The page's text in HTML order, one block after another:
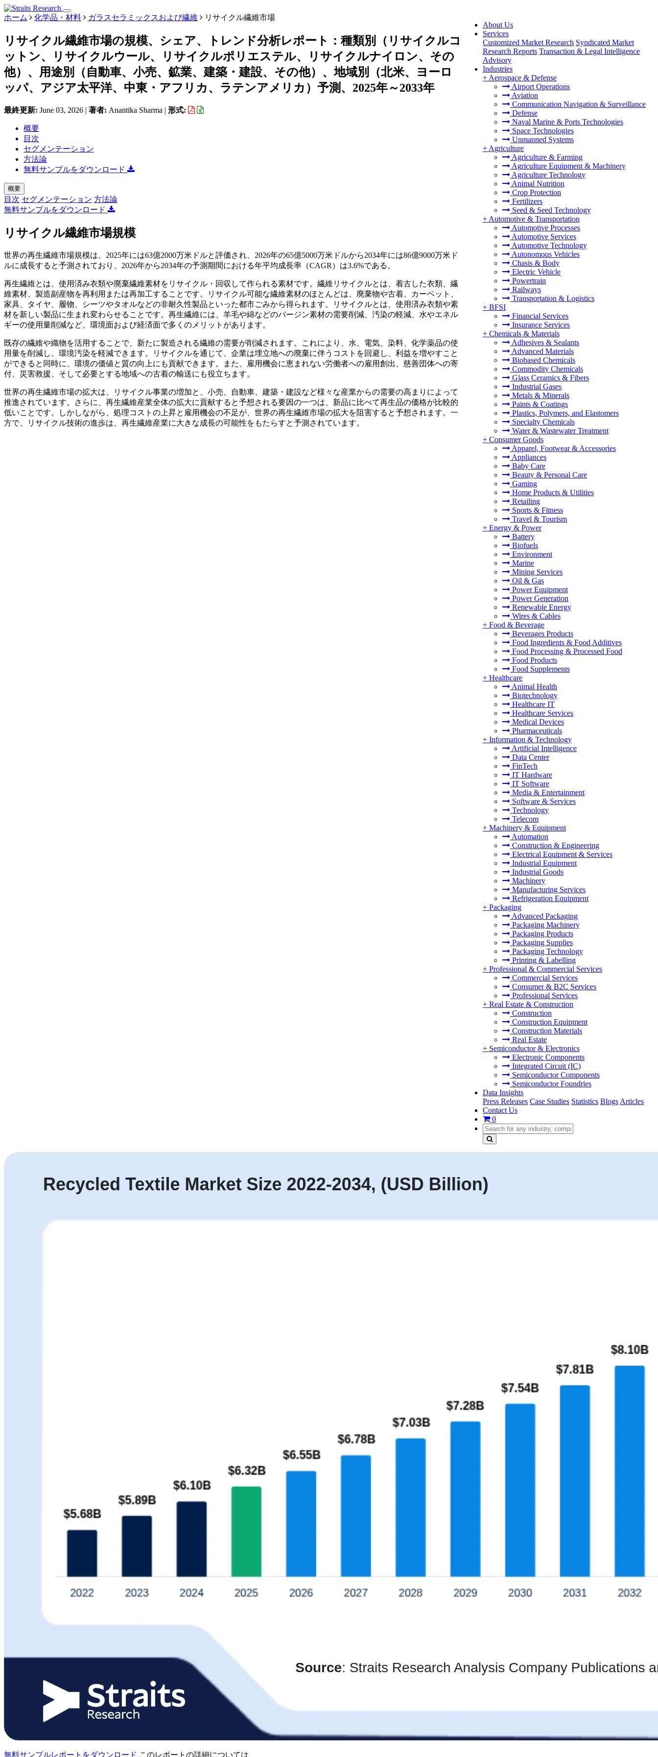
About Us
Services
Customized Market Research Syndicated Market
Research Reports Transaction & Legal Intelligence
Advisory
Industries
+ Aerospace & Defense
Airport Operations
Aviation
Communication Navigation & Surveillance
Defense
Naval Marine & Ports Technologies
Space Technologies
Unmanned Systems
+ Agriculture
Agriculture & Farming
Agriculture Equipment & Machinery
Agriculture Technology
Animal Nutrition
Crop Protection
Fertilizers
Seed & Seed Technology
+ Automotive & Transportation
Automotive Processes
Automotive Services
Automotive Technology
Autonomous Vehicles
Chasis & Body
Electric Vehicle
Powertrain
Railways
Transportation & Logistics
+ BFSI
Financial Services
Insurance Services
+ Chemicals & Materials
Adhesives & Sealants
Advanced Materials
Biobased Chemicals
Commodity Chemicals
Glass Ceramics & Fibers
Industrial Gases
Metals & Minerals
Paints & Coatings
Plastics, Polymers, and Elastomers
Specialty Chemicals
Water & Wastewater Treatment
+ Consumer Goods
Apparel, Footwear & Accessories
Appliances
Baby Care
Beauty & Personal Care
Gaming
Home Products & Utilities
Retailing
Sports & Fitness
Travel & Tourism
+ Energy & Power
Battery
Biofuels
Environment
Marine
Mining Services
Oil & Gas
Power Equipment
Power Generation
Renewable Energy
Wires & Cables
+ Food & Beverage
Beverages Products
Food Ingredients & Food Additives
Food Processing & Processed Food
Food Products
Food Supplements
+ Healthcare
Animal Health
Biotechnology
Healthcare IT
Healthcare Services
Medical Devices
Pharmaceuticals
+ Information & Technology
Artificial Intelligence
Data Center
FinTech
IT Hardware
IT Software
Media & Entertainment
Software & Services
Technology
Telecom
+ Machinery & Equipment
Automation
Construction & Engineering
Electrical Equipment & Services
Industrial Equipment
Industrial Goods
Machinery
Manufacturing Services
Refrigeration Equipment
+ Packaging
Advanced Packaging
Packaging Machinery
Packaging Products
Packaging Supplies
Packaging Technology
Printing & Labelling
+ Professional & Commercial Services
Commercial Services
Consumer & B2C Services
Professional Services
+ Real Estate & Construction
Construction
Construction Equipment
Construction Materials
Real Estate
+ Semiconductor & Electronics
Electronic Components
Integrated Circuit (IC)
Semiconductor Components
Semiconductor Foundries
Data Insights
Press Releases Case Studies Statistics Blogs Articles
Contact Us
0
ホーム 化学品・材料 ガラスセラミックスおよび繊維 リサイクル繊維市場
リサイクル繊維市場の規模、シェア、トレンド分析レポート：種類別（リサイクルコ
ットン、リサイクルウール、リサイクルポリエステル、リサイクルナイロン、その
他）、用途別（自動車、小売、鉱業、建築・建設、その他）、地域別（北米、ヨーロ
ッパ、アジア太平洋、中東・アフリカ、ラテンアメリカ）予測、2025年～2033年
最終更新: June 03, 2026 | 著者: Anantika Sharma | 形式:
概要
目次
セグメンテーション
方法論
無料サンプルをダウンロード
概要
目次 セグメンテーション 方法論
無料サンプルをダウンロード
リサイクル繊維市場規模
世界の再生繊維市場規模は、2025年には63億2000万米ドルと評価され、2026年の65億5000万米ドルから2034年には86億9000万米ド
ルに成長すると予測されており、2026年から2034年の予測期間における年平均成長率（CAGR）は3.6%である。
再生繊維とは、使用済み衣類や廃棄繊維素材をリサイクル・回収して作られる素材です。繊維リサイクルとは、着古した衣類、繊
維素材、製造副産物を再利用または再加工することです。リサイクル可能な繊維素材のほとんどは、廃棄物や古着、カーペット、
家具、タイヤ、履物、シーツやタオルなどの非耐久性製品といった都市ごみから得られます。リサイクルとは、使用済み衣類や素
材を新しい製品に生まれ変わらせることです。再生繊維には、羊毛や綿などのバージン素材の需要削減、汚染の軽減、水やエネル
ギーの使用量削減など、環境面および経済面で多くのメリットがあります。
既存の繊維や織物を活用することで、新たに製造される繊維の需要が削減されます。これにより、水、電気、染料、化学薬品の使
用量を削減し、環境汚染を軽減できます。リサイクルを通じて、企業は埋立地への廃棄に伴うコストを回避し、利益を増やすこと
ができると同時に、環境の価値と質の向上にも貢献できます。また、雇用機会に恵まれない労働者への雇用創出、慈善団体への寄
付、災害救援、そして必要とする地域への古着の輸送にも役立ちます。
世界の再生繊維市場の拡大は、リサイクル事業の増加と、小売、自動車、建築・建設など様々な産業からの需要の高まりによって
推進されています。さらに、再生繊維産業全体の拡大に貢献すると予想される要因の一つは、新品に比べて再生品の価格が比較的
低いことです。しかしながら、処理コストの上昇と雇用機会の不足が、世界の再生繊維市場の拡大を阻害すると予想されます。一
方で、リサイクル技術の進歩は、再生繊維産業に大きな成長の可能性をもたらすと予測されています。
無料サンプルレポートをダウンロード このレポートの詳細については、